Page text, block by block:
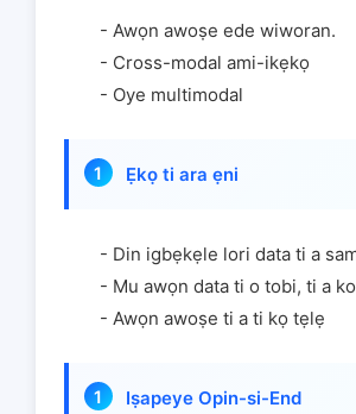
- Awọn awoṣe ede wiworan.
- Cross-modal ami-ikẹkọ
- Oye multimodal
Ẹkọ ti ara ẹni
- Din igbẹkẹle lori data ti a
- Mu awọn data ti o tobi, ti a
- Awọn awoṣe ti a ti kọ tẹlẹ
Iṣapeye Opin-si-End